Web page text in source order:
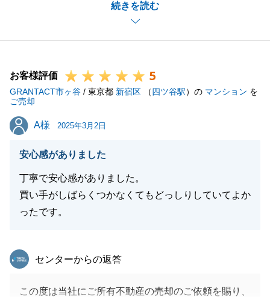
続きを読む
させていただくべく、仮住まい先等の提案にもご満足
いただけてよかったです。
私も1年間を通して多くのことを学ばせていただきま
また機会がありましたら、いつでも御用命くださいま
せ。
お客様評価 5
GRANTACT市ヶ谷 / 東京都 新宿区 （四ツ谷駅）の マンション を
ご売却
A様
A様 2025年3月2日
安心感がありました
丁寧で安心感がありました。
買い手がしばらくつかなくてもどっしりしていてよか
ったです。
東急リバブル
センターからの返答
この度は当社にご所有不動産の売却のご依頼を賜り、